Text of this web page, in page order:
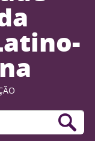
à informação
Legislação
Canais